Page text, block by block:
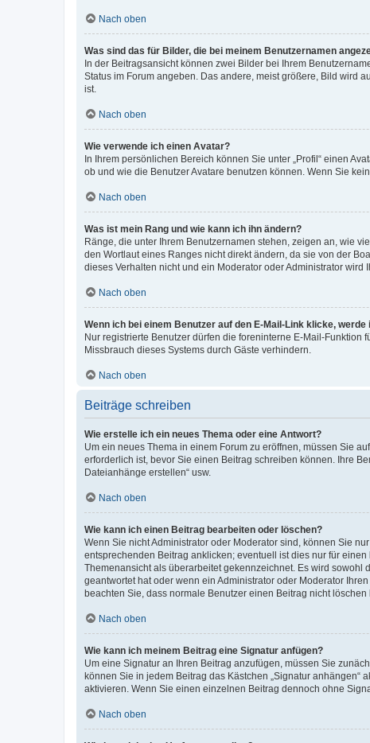
Nach oben
Was sind das für Bilder, die bei meinem Benutzernamen
In der Beitragsansicht können zwei Bilder bei Ihrem
Status im Forum angeben. Das andere, meist größere, Bild wird
ist.
Nach oben
Wie verwende ich einen Avatar?
In Ihrem persönlichen Bereich können Sie unter „Profil“ einen
ob und wie die Benutzer Avatare benutzen können. Wenn Sie
Nach oben
Was ist mein Rang und wie kann ich ihn ändern?
Ränge, die unter Ihrem Benutzernamen stehen, zeigen an, wie
den Wortlaut eines Ranges nicht direkt ändern, da sie von der
dieses Verhalten nicht und ein Moderator oder Administrator
Nach oben
Wenn ich bei einem Benutzer auf den E-Mail-Link klicke,
Nur registrierte Benutzer dürfen die foreninterne E-Mail-
Missbrauch dieses Systems durch Gäste verhindern.
Nach oben
Beiträge schreiben
Wie erstelle ich ein neues Thema oder eine Antwort?
Um ein neues Thema in einem Forum zu eröffnen, müssen Sie
erforderlich ist, bevor Sie einen Beitrag schreiben können. Ihre
Dateianhänge erstellen“ usw.
Nach oben
Wie kann ich einen Beitrag bearbeiten oder löschen?
Wenn Sie nicht Administrator oder Moderator sind, können Sie
entsprechenden Beitrag anklicken; eventuell ist dies nur für
Themenansicht als überarbeitet gekennzeichnet. Es wird
geantwortet hat oder wenn ein Administrator oder Moderator
beachten Sie, dass normale Benutzer einen Beitrag nicht
Nach oben
Wie kann ich meinem Beitrag eine Signatur anfügen?
Um eine Signatur an Ihren Beitrag anzufügen, müssen Sie
können Sie in jedem Beitrag das Kästchen „Signatur
aktivieren. Wenn Sie einen einzelnen Beitrag dennoch ohne
Nach oben